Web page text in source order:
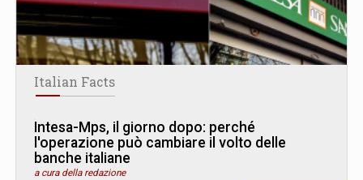
Italian Facts
Intesa-Mps, il giorno dopo: perché
l'operazione può cambiare il volto delle
banche italiane
a cura della redazione